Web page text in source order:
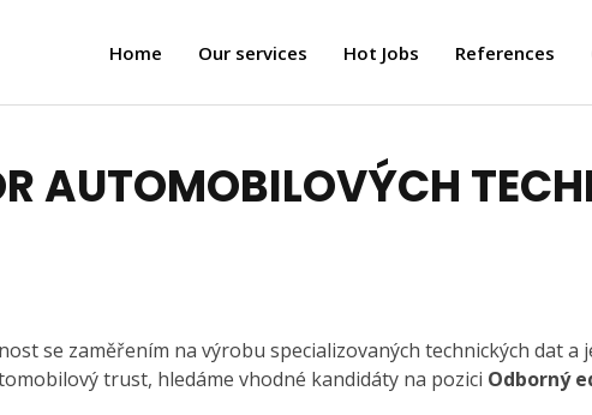
Home Our services Hot Jobs References
AUTOMOBILOVÝCH
se zaměřením na výrobu specializovaných technických dat a
trust, hledáme vhodné kandidáty na pozici Odborný